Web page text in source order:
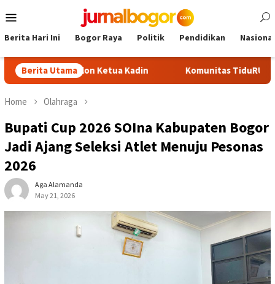
to
Menu
Berita Hari Ini Bogor Raya Politik Pendidikan Nasional
Berita Utama
Jadi Calon Ketua Kadin Komunitas TiduRUN Jajal Jalur
Home Olahraga
Bupati Cup 2026 SOIna Kabupaten Bogor
Jadi Ajang Seleksi Atlet Menuju Pesonas
2026
Aga Alamanda
May 21, 2026